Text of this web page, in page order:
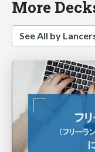
More
See All by